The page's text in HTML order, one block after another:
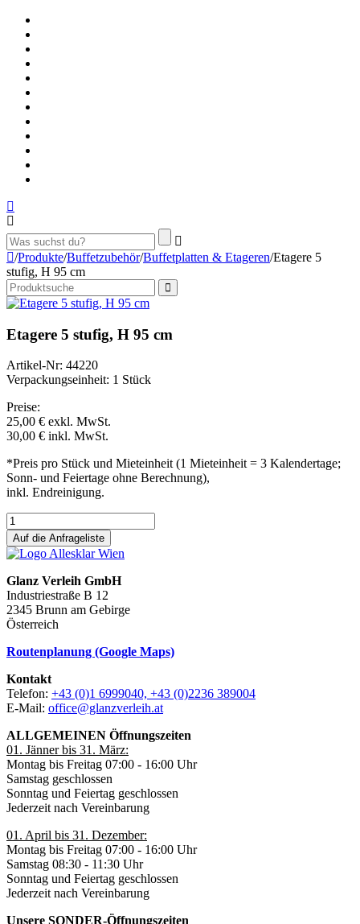
/Produkte/Buffetzubehör/Buffetplatten & Etageren/Etagere 5
stufig, H 95 cm
Etagere 5 stufig, H 95 cm
Artikel-Nr: 44220
Verpackungseinheit: 1 Stück
Preise:
25,00 € exkl. MwSt.
30,00 € inkl. MwSt.
*Preis pro Stück und Mieteinheit (1 Mieteinheit = 3 Kalendertage;
Sonn- und Feiertage ohne Berechnung),
inkl. Endreinigung.
Auf die Anfrageliste
Glanz Verleih GmbH
Industriestraße B 12
2345 Brunn am Gebirge
Österreich
Routenplanung (Google Maps)
Kontakt
Telefon: +43 (0)1 6999040, +43 (0)2236 389004
E-Mail: office@glanzverleih.at
ALLGEMEINEN Öffnungszeiten
01. Jänner bis 31. März:
Montag bis Freitag 07:00 - 16:00 Uhr
Samstag geschlossen
Sonntag und Feiertag geschlossen
Jederzeit nach Vereinbarung
01. April bis 31. Dezember:
Montag bis Freitag 07:00 - 16:00 Uhr
Samstag 08:30 - 11:30 Uhr
Sonntag und Feiertag geschlossen
Jederzeit nach Vereinbarung
Unsere SONDER-Öffnungszeiten